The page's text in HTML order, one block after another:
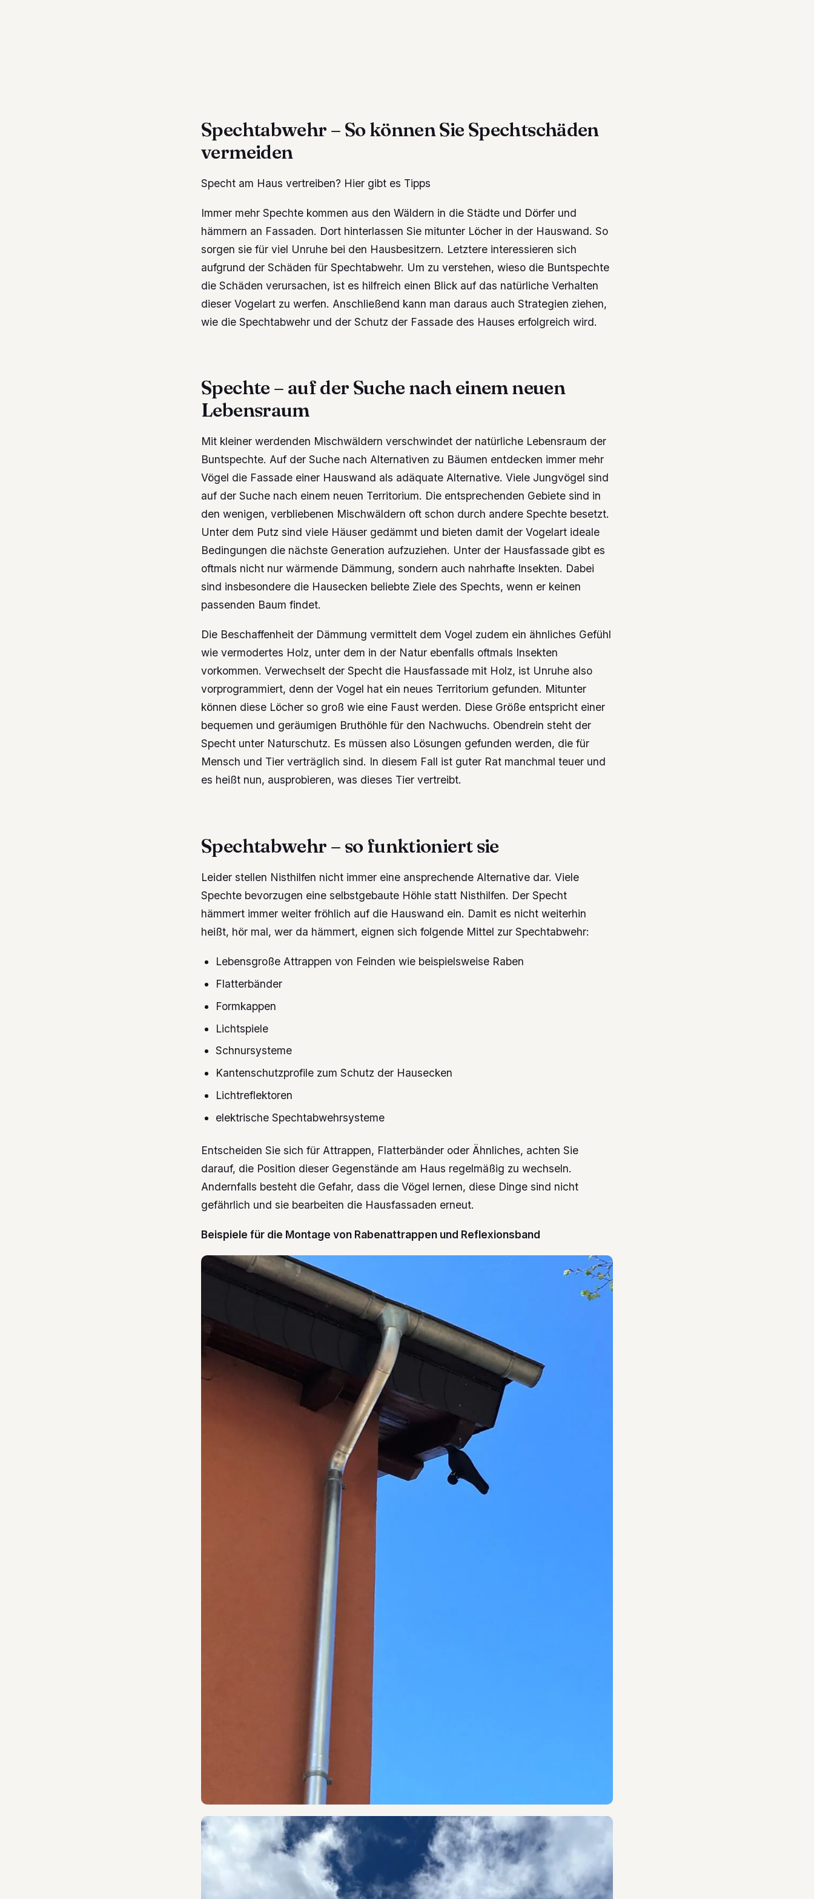
Spechtabwehr – So können Sie Spechtschäden
vermeiden
Specht am Haus vertreiben? Hier gibt es Tipps
Immer mehr Spechte kommen aus den Wäldern in die Städte und Dörfer und
hämmern an Fassaden. Dort hinterlassen Sie mitunter Löcher in der Hauswand. So
sorgen sie für viel Unruhe bei den Hausbesitzern. Letztere interessieren sich
aufgrund der Schäden für Spechtabwehr. Um zu verstehen, wieso die Buntspechte
die Schäden verursachen, ist es hilfreich einen Blick auf das natürliche Verhalten
dieser Vogelart zu werfen. Anschließend kann man daraus auch Strategien ziehen,
wie die Spechtabwehr und der Schutz der Fassade des Hauses erfolgreich wird.
Spechte – auf der Suche nach einem neuen
Lebensraum
Mit kleiner werdenden Mischwäldern verschwindet der natürliche Lebensraum der
Buntspechte. Auf der Suche nach Alternativen zu Bäumen entdecken immer mehr
Vögel die Fassade einer Hauswand als adäquate Alternative. Viele Jungvögel sind
auf der Suche nach einem neuen Territorium. Die entsprechenden Gebiete sind in
den wenigen, verbliebenen Mischwäldern oft schon durch andere Spechte besetzt.
Unter dem Putz sind viele Häuser gedämmt und bieten damit der Vogelart ideale
Bedingungen die nächste Generation aufzuziehen. Unter der Hausfassade gibt es
oftmals nicht nur wärmende Dämmung, sondern auch nahrhafte Insekten. Dabei
sind insbesondere die Hausecken beliebte Ziele des Spechts, wenn er keinen
passenden Baum findet.
Die Beschaffenheit der Dämmung vermittelt dem Vogel zudem ein ähnliches Gefühl
wie vermodertes Holz, unter dem in der Natur ebenfalls oftmals Insekten
vorkommen. Verwechselt der Specht die Hausfassade mit Holz, ist Unruhe also
vorprogrammiert, denn der Vogel hat ein neues Territorium gefunden. Mitunter
können diese Löcher so groß wie eine Faust werden. Diese Größe entspricht einer
bequemen und geräumigen Bruthöhle für den Nachwuchs. Obendrein steht der
Specht unter Naturschutz. Es müssen also Lösungen gefunden werden, die für
Mensch und Tier verträglich sind. In diesem Fall ist guter Rat manchmal teuer und
es heißt nun, ausprobieren, was dieses Tier vertreibt.
Spechtabwehr – so funktioniert sie
Leider stellen Nisthilfen nicht immer eine ansprechende Alternative dar. Viele
Spechte bevorzugen eine selbstgebaute Höhle statt Nisthilfen. Der Specht
hämmert immer weiter fröhlich auf die Hauswand ein. Damit es nicht weiterhin
heißt, hör mal, wer da hämmert, eignen sich folgende Mittel zur Spechtabwehr:
Lebensgroße Attrappen von Feinden wie beispielsweise Raben
Flatterbänder
Formkappen
Lichtspiele
Schnursysteme
Kantenschutzprofile zum Schutz der Hausecken
Lichtreflektoren
elektrische Spechtabwehrsysteme
Entscheiden Sie sich für Attrappen, Flatterbänder oder Ähnliches, achten Sie
darauf, die Position dieser Gegenstände am Haus regelmäßig zu wechseln.
Andernfalls besteht die Gefahr, dass die Vögel lernen, diese Dinge sind nicht
gefährlich und sie bearbeiten die Hausfassaden erneut.
Beispiele für die Montage von Rabenattrappen und Reflexionsband